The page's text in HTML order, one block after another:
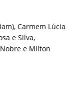
Carmem Lúcia
e Silva,
e Milton